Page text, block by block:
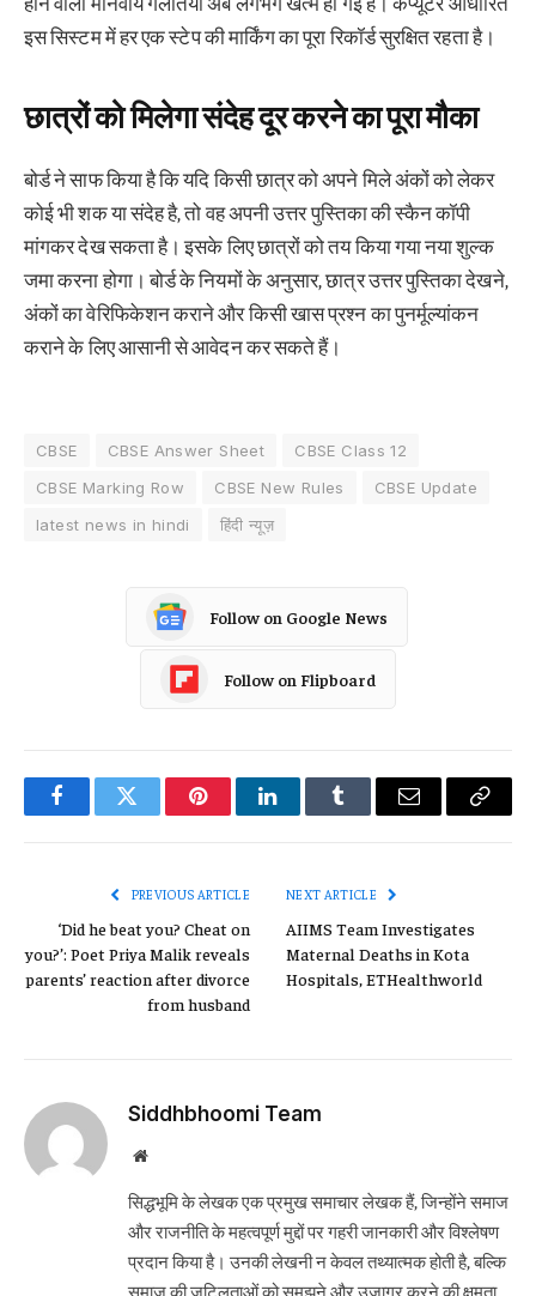
इस सिस्टम में हर एक स्टेप की मार्किंग का पूरा रिकॉर्ड सुरक्षित रहता है।
छात्रों को मिलेगा संदेह दूर करने का पूरा मौका
बोर्ड ने साफ किया है कि यदि किसी छात्र को अपने मिले अंकों को लेकर
कोई भी शक या संदेह है, तो वह अपनी उत्तर पुस्तिका की स्कैन कॉपी
मांगकर देख सकता है। इसके लिए छात्रों को तय किया गया नया शुल्क
जमा करना होगा। बोर्ड के नियमों के अनुसार, छात्र उत्तर पुस्तिका देखने,
अंकों का वेरिफिकेशन कराने और किसी खास प्रश्न का पुनर्मूल्यांकन
कराने के लिए आसानी से आवेदन कर सकते हैं।
CBSE CBSE Answer Sheet
CBSE Class 12
CBSE Marking Row
CBSE New Rules
CBSE Update
latest news in hindi
हिंदी न्यूज़
Follow on Google News
Follow on Flipboard
FacebookTwitter PinterestLinkedInTumblr Email
Copy
PREVIOUS ARTICLE
‘Did he beat you? Cheat on
you?’: Poet Priya Malik reveals
parents’ reaction after divorce
from husband
NEXT ARTICLE
AIIMS Team Investigates
Maternal Deaths in Kota
Hospitals, ETHealthworld
Siddhbhoomi Team
Website
सिद्धभूमि के लेखक एक प्रमुख समाचार लेखक हैं, जिन्होंने समाज
और राजनीति के महत्वपूर्ण मुद्दों पर गहरी जानकारी और विश्लेषण
प्रदान किया है। उनकी लेखनी न केवल तथ्यात्मक होती है, बल्कि
समाज की जटिलताओं को समझने और उजागर करने की क्षमता